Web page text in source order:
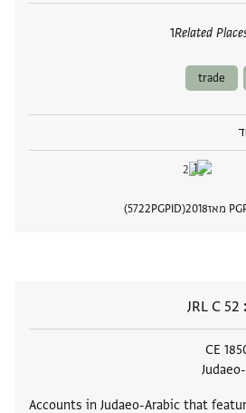
Related
1
trade
2018
PGPID
5722
JRL C 52
Accounts in Judaeo-Arabic that